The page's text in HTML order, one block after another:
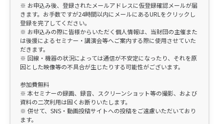
※ お申込み後、登録されたメールアドレスに仮登録確認メールが届
きます。お手数ですが24時間以内にメールにあるURLをクリックし
登録を完了してください。
※ お申込みの際に皆様からいただく個人情報は、当財団の主催また
は後援によるセミナー・講演会等へご案内する際に使用させていた
だきます。
※ 回線・機器の状況によっては通信が不安定になったり、それを原
因とした映像等の不具合が生じたりする可能性がございます。
参加費無料
※ 本セミナーの録画、録音、スクリーンショット等の撮影、および
資料の二次利用は固くお断りいたします。
※ 併せて、SNS・動画投稿サイトへの投稿をご遠慮いただいており
ます。